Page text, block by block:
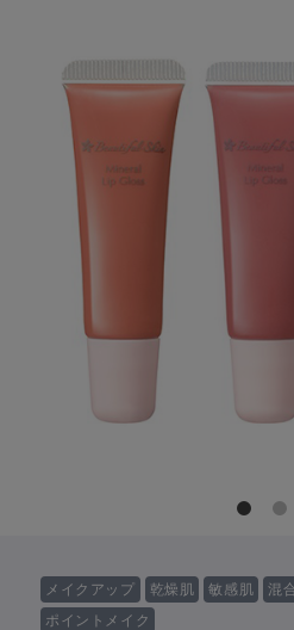
メイクアップ 乾燥肌 敏感肌 混
ポイントメイク